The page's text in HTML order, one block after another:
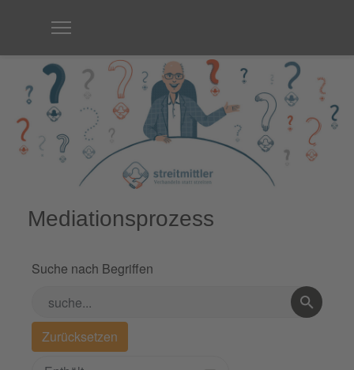
Mediationsprozess
Suche nach Begriffen